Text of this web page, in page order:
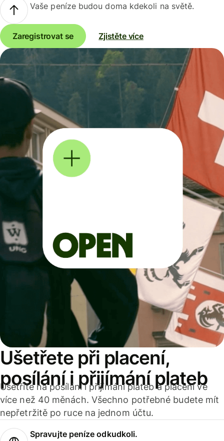
Vaše peníze budou doma kdekoli na světě.
Zaregistrovat se Zjistěte více
Ušetřete při placení,
posílání i přijímání plateb
Ušetříte na posílání i přijímání plateb a placení ve
více než 40 měnách. Všechno potřebné budete mít
nepřetržitě po ruce na jednom účtu.
Spravujte peníze odkudkoli.